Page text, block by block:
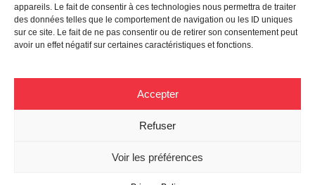
appareils. Le fait de consentir à ces technologies nous permettra de traiter
des données telles que le comportement de navigation ou les ID uniques
sur ce site. Le fait de ne pas consentir ou de retirer son consentement peut
avoir un effet négatif sur certaines caractéristiques et fonctions.
Accepter
Refuser
Voir les préférences
Electricity/Mechanical/Piping/Steel
structure
En voir davantage
© 2026 Blais Industries |Agence Marinade|